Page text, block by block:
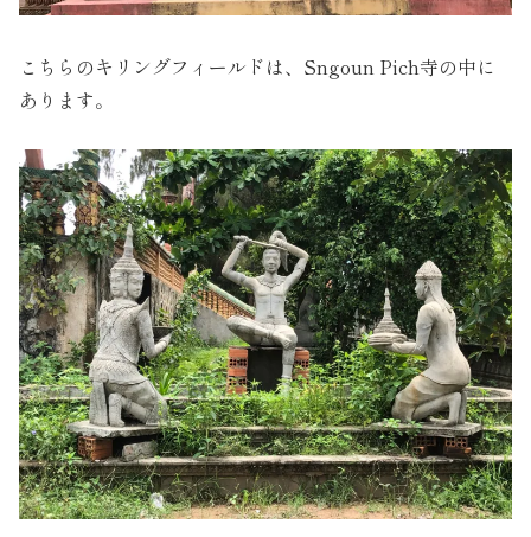
こちらのキリングフィールドは、Sngoun Pich寺の中に
あります。